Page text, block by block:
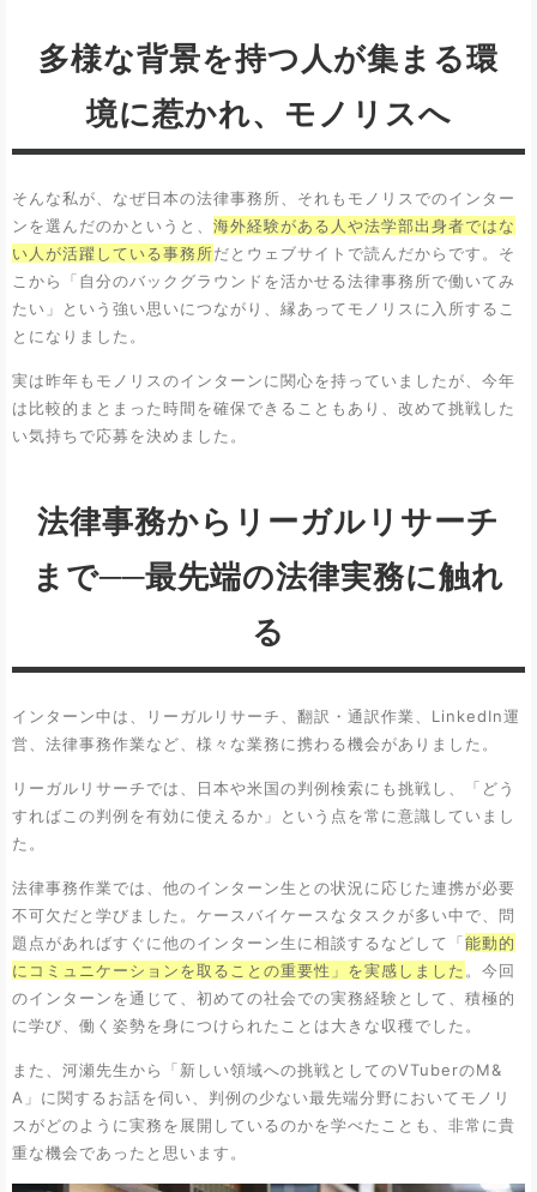
多様な背景を持つ人が集まる環
境に惹かれ、モノリスへ
そんな私が、なぜ日本の法律事務所、それもモノリスでのインター
ンを選んだのかというと、 海外経験がある人や法学部出身者ではな
い人が活躍している事務所だとウェブサイトで読んだからです。そ
こから「自分のバックグラウンドを活かせる法律事務所で働いてみ
たい」という強い思いにつながり、縁あってモノリスに入所するこ
とになりました。
実は昨年もモノリスのインターンに関心を持っていましたが、今年
は比較的まとまった時間を確保できることもあり、改めて挑戦した
い気持ちで応募を決めました。
法律事務からリーガルリサーチ
まで──最先端の法律実務に触れ
る
インターン中は、リーガルリサーチ、翻訳・通訳作業、LinkedIn運
営、法律事務作業など、様々な業務に携わる機会がありました。
リーガルリサーチでは、日本や米国の判例検索にも挑戦し、「どう
すればこの判例を有効に使えるか」という点を常に意識していまし
た。
法律事務作業では、他のインターン生との状況に応じた連携が必要
不可欠だと学びました。ケースバイケースなタスクが多い中で、問
題点があればすぐに他のインターン生に相談するなどして「能動的
にコミュニケーションを取ることの重要性」を実感しました。今回
のインターンを通じて、初めての社会での実務経験として、積極的
に学び、働く姿勢を身につけられたことは大きな収穫でした。
また、河瀬先生から「新しい領域への挑戦としてのVTuberのM&
A」に関するお話を伺い、判例の少ない最先端分野においてモノリ
スがどのように実務を展開しているのかを学べたことも、非常に貴
重な機会であったと思います。